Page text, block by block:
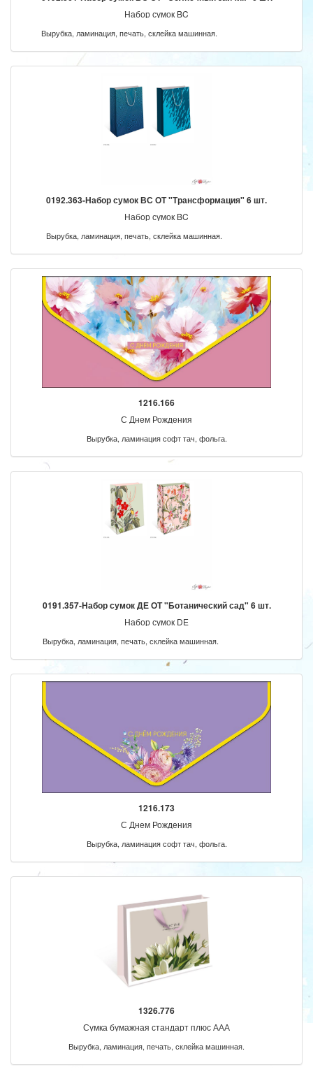
Набор сумок BC
Вырубка, ламинация, печать, склейка машинная.
0192.363-Набор сумок ВС ОТ "Трансформация" 6 шт.
Набор сумок BC
Вырубка, ламинация, печать, склейка машинная.
1216.166
С Днем Рождения
Вырубка, ламинация софт тач, фольга.
0191.357-Набор сумок ДЕ ОТ "Ботанический сад" 6 шт.
Набор сумок DE
Вырубка, ламинация, печать, склейка машинная.
1216.173
С Днем Рождения
Вырубка, ламинация софт тач, фольга.
1326.776
Сумка бумажная стандарт плюс ААА
Вырубка, ламинация, печать, склейка машинная.